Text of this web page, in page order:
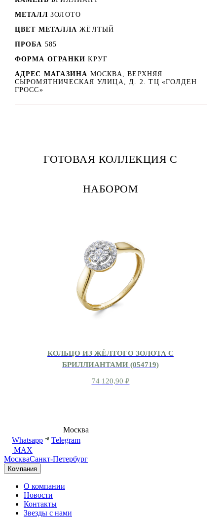
МЕТАЛЛ ЗОЛОТО
ЦВЕТ МЕТАЛЛА ЖЁЛТЫЙ
ПРОБА 585
ФОРМА ОГРАНКИ КРУГ
АДРЕС МАГАЗИНА МОСКВА, ВЕРХНЯЯ
СЫРОМЯТНИЧЕСКАЯ УЛИЦА, Д. 2. ТЦ «ГОЛДЕН
ГРОСС»
ГОТОВАЯ КОЛЛЕКЦИЯ С
НАБОРОМ
КОЛЬЦО ИЗ ЖЁЛТОГО ЗОЛОТА С
БРИЛЛИАНТАМИ (054719)
74 120,90 ₽
Москва
Whatsapp
Telegram
MAX
МоскваСанкт-Петербург
Компания
О компании
Новости
Контакты
Звезды с нами